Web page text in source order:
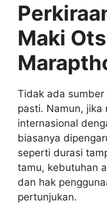
Maki
Tidak ada
pasti. Namun,
internasional
biasanya
seperti durasi
tamu, kebutuhan
dan hak
pertunjukan.